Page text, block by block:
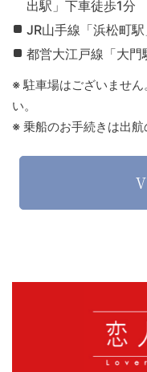
出駅」下車徒歩1分
JR山手線「浜松町
都営大江戸線「大
※ 駐車場はございませ
い。
※ 乗船のお手続きは出航